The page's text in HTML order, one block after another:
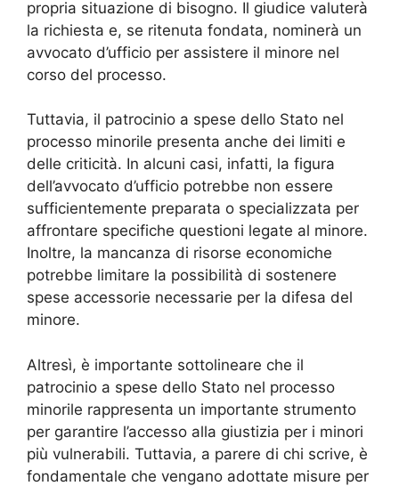
propria situazione di bisogno. Il giudice valuterà
la richiesta e, se ritenuta fondata, nominerà un
avvocato d’ufficio per assistere il minore nel
corso del processo.
Tuttavia, il patrocinio a spese dello Stato nel
processo minorile presenta anche dei limiti e
delle criticità. In alcuni casi, infatti, la figura
dell’avvocato d’ufficio potrebbe non essere
sufficientemente preparata o specializzata per
affrontare specifiche questioni legate al minore.
Inoltre, la mancanza di risorse economiche
potrebbe limitare la possibilità di sostenere
spese accessorie necessarie per la difesa del
minore.
Altresì, è importante sottolineare che il
patrocinio a spese dello Stato nel processo
minorile rappresenta un importante strumento
per garantire l’accesso alla giustizia per i minori
più vulnerabili. Tuttavia, a parere di chi scrive, è
fondamentale che vengano adottate misure per